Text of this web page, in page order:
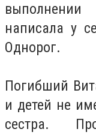
написала у
Однорог.
Погибший
и детей не
сестра.